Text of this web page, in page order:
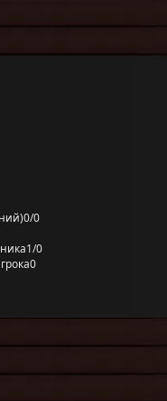
0/0
1/0
0